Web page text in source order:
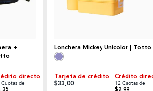
+
directo
Cuotas de
Lonchera Mickey Unicolor | Totto
Tarjeta de crédito
$33,00
Crédito
12 Cuotas de
$2,99